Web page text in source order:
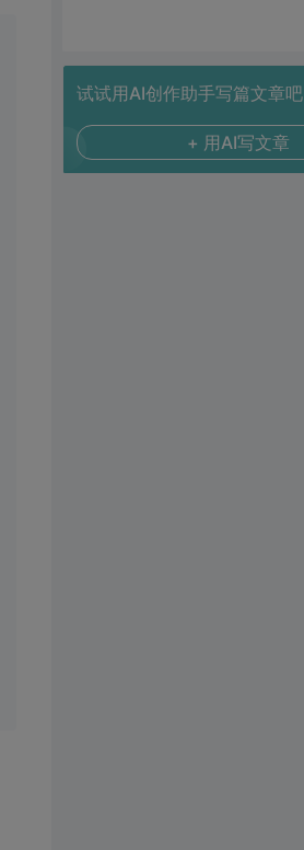
试试用AI创作助手写篇文章吧
+ 用AI写文章